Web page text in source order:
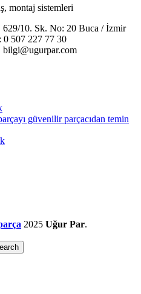
montaj sistemleri
629/10. Sk. No: 20 Buca / İzmir
0 507 227 77 30
güvenilir parçacıdan temin
2025 Uğur Par.